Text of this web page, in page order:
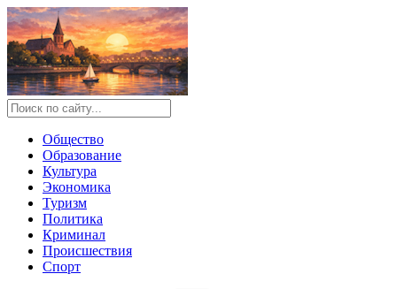
Общество
Образование
Культура
Экономика
Туризм
Политика
Криминал
Происшествия
Спорт